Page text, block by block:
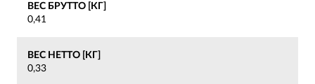
ВЕС БРУТТО [КГ]
0,41
ВЕС НЕТТО [КГ]
0,33